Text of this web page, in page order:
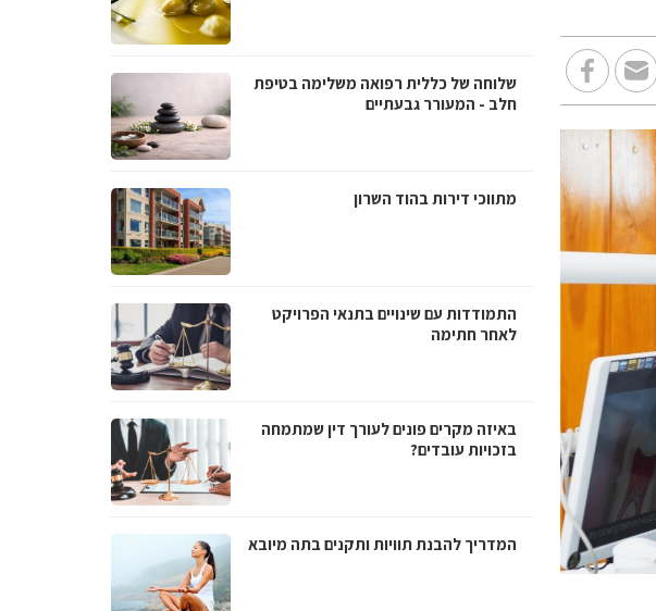
שלוחה של כללית רפואה משלימה בטיפת
חלב - המעורר גבעתיים
מתווכי דירות בהוד השרון
התמודדות עם שינויים בתנאי הפרויקט
לאחר חתימה
באיזה מקרים פונים לעורך דין שמתמחה
בזכויות עובדים?
המדריך להבנת תוויות ותקנים בתה מיובא